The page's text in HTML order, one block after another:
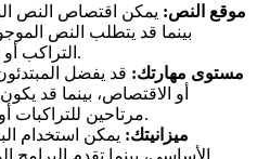
موقع النص: يمكن اقتصاص النص
بينما قد يتطلب النص
التراكب أو الإزالة بالذكاء الاصطناعي.
مستوى مهارتك: قد يفضل
أو الاقتصاص، بينما قد
مرتاحين للتراكبات أو أدوات الذكاء الاصطناعي.
ميزانيتك: يمكن استخدام
الأساسي، بينما تقدم البرامج